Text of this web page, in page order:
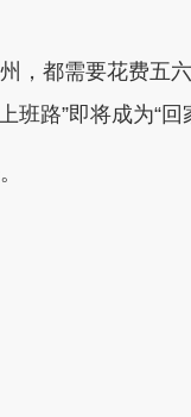
，都需要花费五
路”即将成为“回